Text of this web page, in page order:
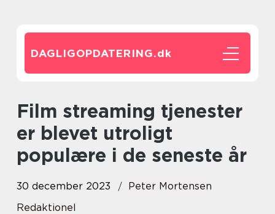
DAGLIGOPDATERING.dk
Film streaming tjenester
er blevet utroligt
populære i de seneste år
30 december 2023
Peter Mortensen
Redaktionel